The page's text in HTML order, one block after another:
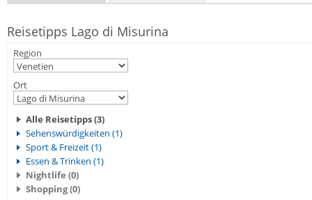
Reisetipps Lago di Misurina
Region
Ort
Alle Reisetipps (3)
Sehenswürdigkeiten (1)
Sport & Freizeit (1)
Essen & Trinken (1)
Nightlife (0)
Shopping (0)